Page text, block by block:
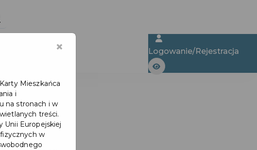
Dokumenty Logowanie/Rejestracja
×
Mieszkańca
i
na stronach i w
treści.
Unii Europejskiej
w